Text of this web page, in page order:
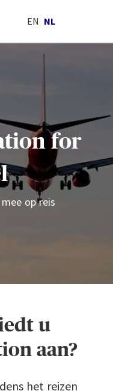
EN NL
for
op reis
u
aan?
het reizen